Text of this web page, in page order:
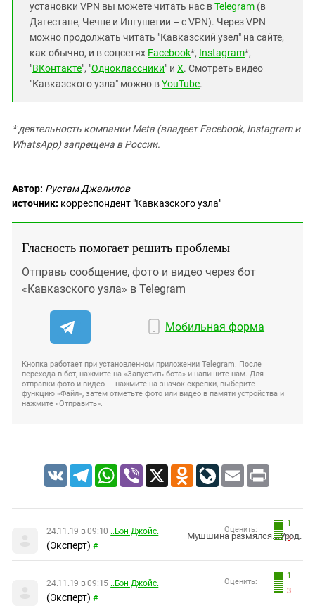
установки VPN вы можете читать нас вTelegram (в
Дагестане, Чечне и Ингушетии – с VPN). Через VPN
можно продолжать читать "Кавказский узел" на сайте,
как обычно, и в соцсетях Facebook*, Instagram*,
"ВКонтакте", "Одноклассники" и X. Смотреть видео
"Кавказского узла" можно вYouTube.
* деятельность компании Meta (владеет Facebook, Instagram и
WhatsApp) запрещена в России.
Автор: Рустам Джалилов
источник: корреспондент "Кавказского узла"
Гласность помогает решить проблемы
Отправь сообщение, фото и видео через бот
«Кавказского узла» в Telegram
Мобильная форма
Кнопка работает при установленном приложении Telegram. После
перехода в бот, нажмите на «Запустить бота» и напишите нам. Для
отправки фото и видео — нажмите на значок скрепки, выберите
функцию «Файл», затем отметьте фото или видео в памяти устройства и
нажмите «Отправить».
VK TelegramWhatsApp
Viber X Odnoklassniki
LiveJournal
Email Print
1
3
Оценить:
24.11.19 в 09:10 ..Бэн Джойс.
(Эксперт) #
Мушшина размялся....Урод.
1
3
Оценить:
24.11.19 в 09:15 ..Бэн Джойс.
(Эксперт) #